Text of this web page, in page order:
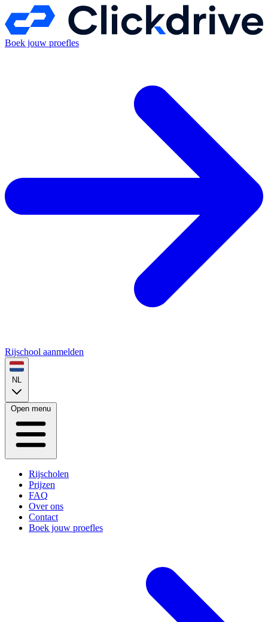
Boek jouw proefles
Rijschool aanmelden
NL
Open menu
Rijscholen
Prijzen
FAQ
Over ons
Contact
Boek jouw proefles